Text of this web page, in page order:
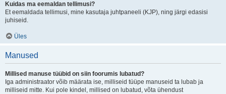
Kuidas ma eemaldan tellimusi?
Et eemaldada tellimusi, mine kasutaja juhtpaneeli (KJP), ning järgi edasisi
juhiseid.
Üles
Manused
Millised manuse tüübid on siin foorumis lubatud?
Iga administraator võib määrata ise, milliseid tüüpe manuseid ta lubab ja
milliseid mitte. Kui pole kindel, millised on lubatud, võta ühendust